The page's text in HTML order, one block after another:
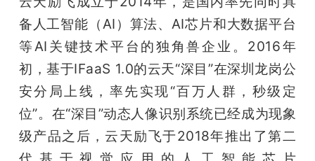
备人工智能（AI）算法、AI芯片和大数据平台
等AI关键技术平台的独角兽企业。2016年
初，基于IFaaS 1.0的云天“深目”在深圳龙岗公
安分局上线，率先实现“百万人群，秒级定
位”。在“深目”动态人像识别系统已经成为现象
级产品之后，云天励飞于2018年推出了第二